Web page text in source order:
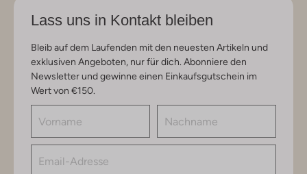
Lass uns in Kontakt bleiben
Bleib auf dem Laufenden mit den neuesten Artikeln und
exklusiven Angeboten, nur für dich. Abonniere den
Newsletter und gewinne einen Einkaufsgutschein im
Wert von €150.